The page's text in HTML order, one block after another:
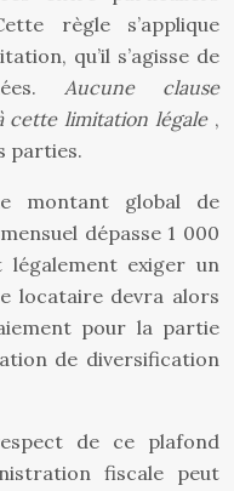
règle s’applique
qu’il s’agisse de
Aucune clause
cette limitation légale ,
parties.
montant global de
dépasse 1 000
exiger un
locataire devra alors
pour la partie
de diversification
de ce plafond
fiscale peut